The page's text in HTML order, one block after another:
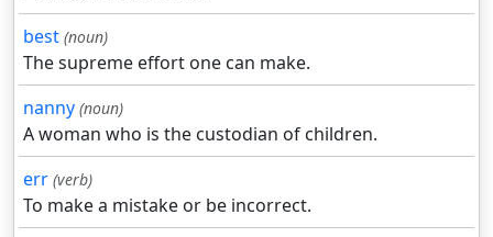
best (noun)
The supreme effort one can make.
nanny (noun)
A woman who is the custodian of children.
err (verb)
To make a mistake or be incorrect.